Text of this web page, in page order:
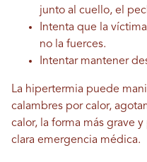
junto al cuello, el
Intenta que la
no la fuerces.
Intentar mantener
La hipertermia puede
calambres por calor,
calor, la forma más grave
clara emergencia médica.